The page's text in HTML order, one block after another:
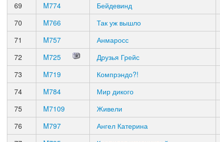
69
M774
Бейдевинд
70
M766
Так уж вышло
71
M757
Анмаросс
72
M725
Друзья Грейс
73
M719
Компрэндо?!
74
M784
Мир дикого
75
M7109
Живели
76
M797
Ангел Катерина